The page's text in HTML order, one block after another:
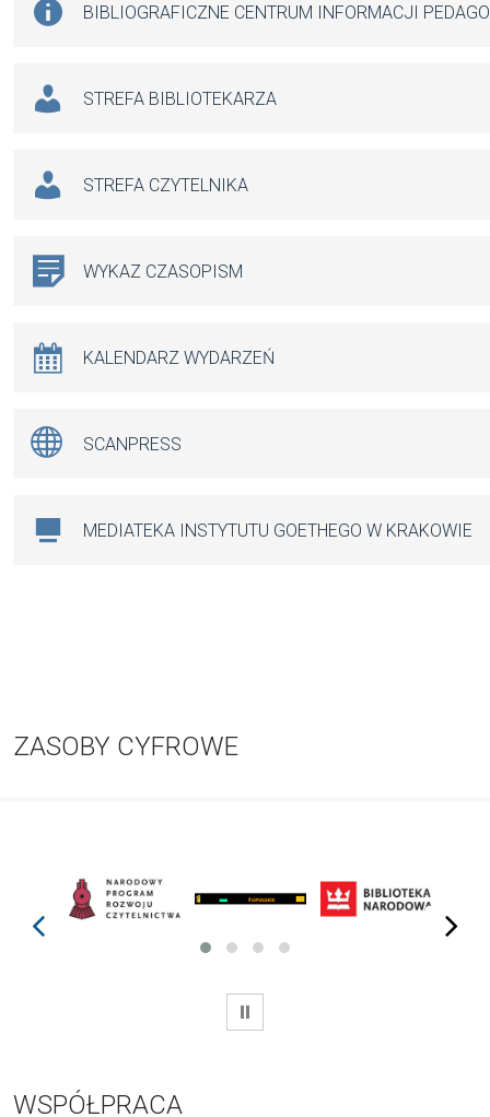
BIBLIOGRAFICZNE CENTRUM INFORMACJI
STREFA BIBLIOTEKARZA
STREFA CZYTELNIKA
WYKAZ CZASOPISM
KALENDARZ WYDARZEŃ
SCANPRESS
MEDIATEKA INSTYTUTU GOETHEGO W KRAKOWIE
ZASOBY CYFROWE
prev next
WSTRZYMAJ
WSPÓŁPRACA